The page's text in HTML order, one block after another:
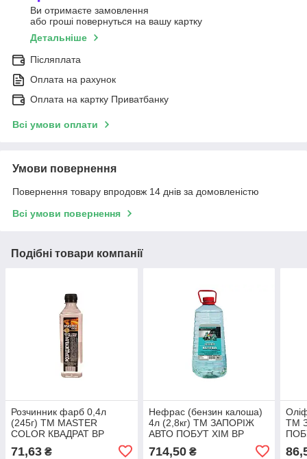
Ви отримаєте замовлення
або гроші повернуться на вашу картку
Детальніше
Післяплата
Оплата на рахунок
Оплата на картку Приватбанку
Всі умови оплати
Умови повернення
Повернення товару впродовж 14 днів за домовленістю
Всі умови повернення
Подібні товари компанії
Розчинник фарб 0,4л
(245г) ТМ МASTER
COLOR КВАДРАТ BP
71,63 ₴
Нефрас (бензин калоша)
4л (2,8кг) ТМ ЗАПОРІЖ
АВТО ПОБУТ ХІМ BP
714,50₴
ТМ